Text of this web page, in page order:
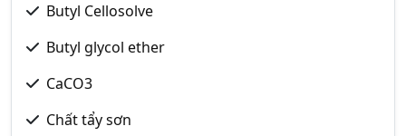
Butyl Cellosolve
Butyl glycol ether
CaCO3
Chất tẩy sơn